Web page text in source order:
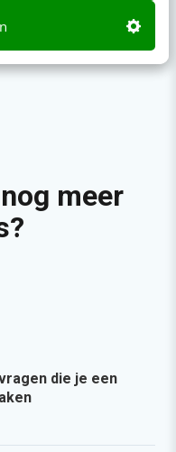
8 strategische
te werken met
meer
die je een